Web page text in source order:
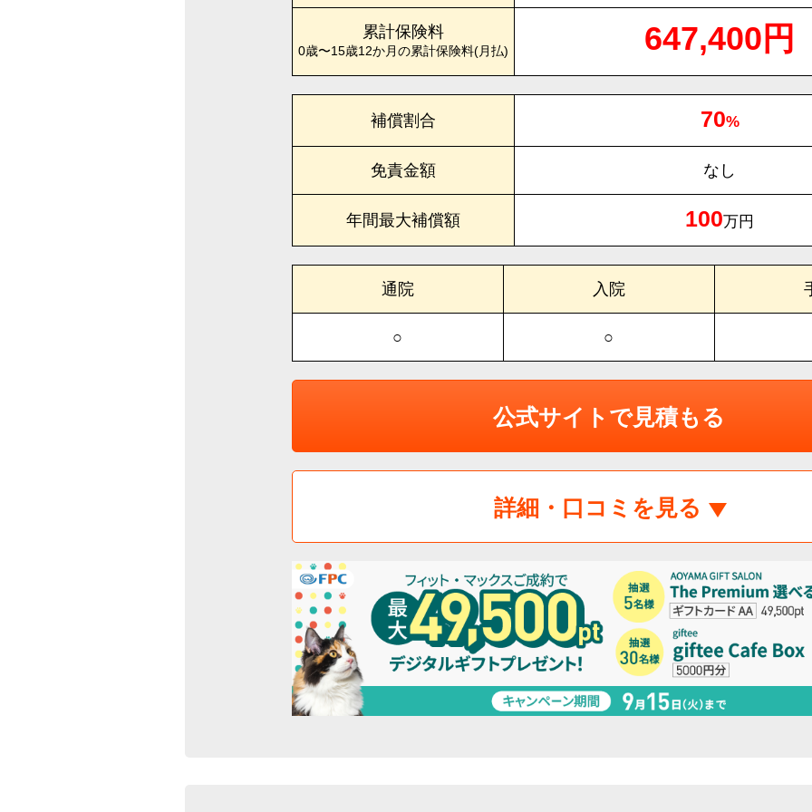
累計保険料
0歳〜15歳12か月 の累計保険料(月払) 647,400円
補償割合 70%
免責金額 なし
年間最大補償額 100万円
通院 入院
○ ○
公式サイトで見積もる
詳細・口コミを見る